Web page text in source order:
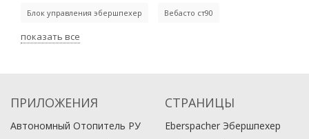
Блок управления эбершпехер Вебасто ст90
показать все
ПРИЛОЖЕНИЯ
Автономный Отопитель РУ
СТРАНИЦЫ
Eberspacher Эбершпехер